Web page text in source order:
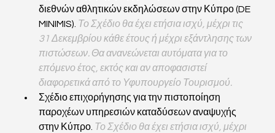
διεθνών αθλητικών εκδηλώσεων στην Κύπρο (DE
MINIMIS).
Το Σχέδιο θα έχει ετήσια ισχύ, μέχρι τις
31 Δεκεμβρίου κάθε έτους ή μέχρι εξάντλησης των
πιστώσεων. Θα ανανεώνεται αυτόματα για το
επόμενο έτος, εκτός και αν αποφασιστεί
διαφορετικά από το Υφυπουργείο Τουρισμού.
Σχέδιο επιχορήγησης για την πιστοποίηση
παροχέων υπηρεσιών καταδύσεων αναψυχής
στην Κύπρο. Το Σχέδιο θα έχει ετήσια ισχύ, μέχρι